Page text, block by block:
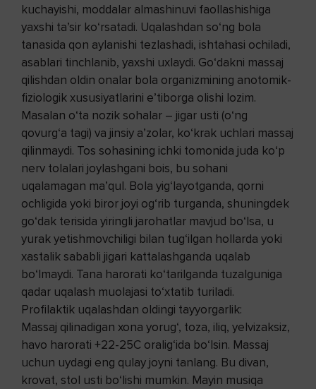
kuchayishi, moddalar almashinuvi faollashishiga
yaxshi ta’sir ko‘rsatadi. Uqalashdan so‘ng bola
tanasida qon aylanishi tezlashadi, ishtahasi ochiladi,
asablari tinchlanib, yaxshi uxlaydi. Go‘dakni massaj
qilishdan oldin onalar bola organizmining anotomik-
fiziologik xususiyatlarini e’tiborga olishi lozim.
Masalan o‘ta nozik sohalar – jigar usti (o‘ng
qovurg‘a tagi) va jinsiy a’zolar, ko‘krak uchlari massaj
qilinmaydi. Tos sohasining ichki tomonida juda ko‘p
nerv tolalari joylashgani bois, bu sohani
uqalamagan ma’qul. Bola yig‘layotganda, qorni
ochligida yoki biror joyi og‘rib turganda, shuningdek
go‘dak terisida yiringli jarohatlar mavjud bo‘lsa, u
yurak yetishmovchiligi bilan tug‘ilgan hollarda yoki
xastalik sababli jigari kattalashganda uqalab
bo‘lmaydi. Tana harorati ko‘tarilganda tuzalguniga
qadar uqalash muolajasi to‘xtatib turiladi.
Profilaktik uqalashdan oldingi tayyorgarlik:
Massaj qilinadigan xona yorug‘, toza, iliq, yelvizaksiz,
havo harorati +22-25C oralig‘ida bo‘lsin. Massaj
uchun uydagi eng qulay joyni tanlang. Bu divan,
krovat, stol usti bo‘lishi mumkin. Mayin musiqa